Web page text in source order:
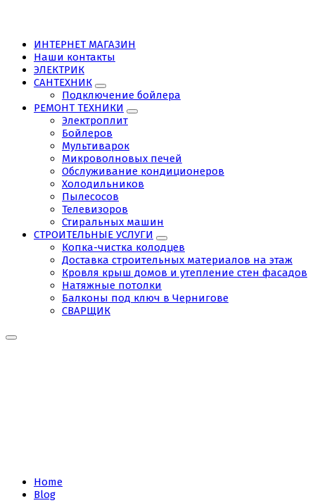
ИНТЕРНЕТ МАГАЗИН
Наши контакты
ЭЛЕКТРИК
САНТЕХНИК
Подключение бойлера
РЕМОНТ ТЕХНИКИ
Электроплит
Бойлеров
Мультиварок
Микроволновых печей
Обслуживание кондиционеров
Холодильников
Пылесосов
Телевизоров
Стиральных машин
СТРОИТЕЛЬНЫЕ УСЛУГИ
Копка-чистка колодцев
Доставка строительных материалов на этаж
Кровля крыш домов и утепление стен фасадов
Натяжные потолки
Балконы под ключ в Чернигове
СВАРЩИК
Home
Blog